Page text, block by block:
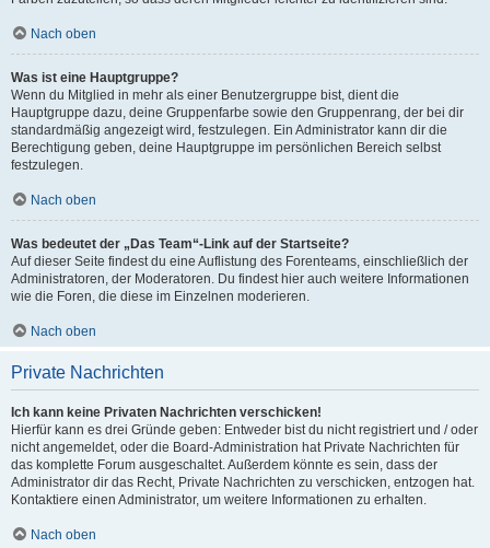
Nach oben
Was ist eine Hauptgruppe?
Wenn du Mitglied in mehr als einer Benutzergruppe bist, dient die
Hauptgruppe dazu, deine Gruppenfarbe sowie den Gruppenrang, der bei dir
standardmäßig angezeigt wird, festzulegen. Ein Administrator kann dir die
Berechtigung geben, deine Hauptgruppe im persönlichen Bereich selbst
festzulegen.
Nach oben
Was bedeutet der „Das Team“-Link auf der Startseite?
Auf dieser Seite findest du eine Auflistung des Forenteams, einschließlich der
Administratoren, der Moderatoren. Du findest hier auch weitere Informationen
wie die Foren, die diese im Einzelnen moderieren.
Nach oben
Private Nachrichten
Ich kann keine Privaten Nachrichten verschicken!
Hierfür kann es drei Gründe geben: Entweder bist du nicht registriert und / oder
nicht angemeldet, oder die Board-Administration hat Private Nachrichten für
das komplette Forum ausgeschaltet. Außerdem könnte es sein, dass der
Administrator dir das Recht, Private Nachrichten zu verschicken, entzogen hat.
Kontaktiere einen Administrator, um weitere Informationen zu erhalten.
Nach oben